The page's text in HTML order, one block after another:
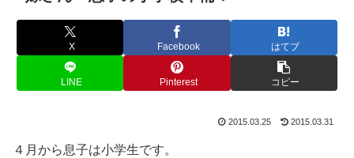
X Facebook はてブ
LINE Pinterest コピー
2015.03.25 2015.03.31
４月から息子は小学生です。